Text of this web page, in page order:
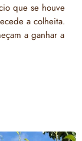
que se houve
a colheita.
a ganhar a